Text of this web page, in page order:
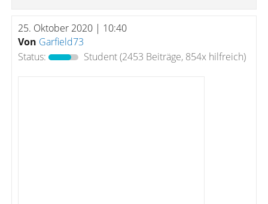
25. Oktober 2020 | 10:40
Von Garfield73
Status:
Student(2453 Beiträge, 854x hilfreich)